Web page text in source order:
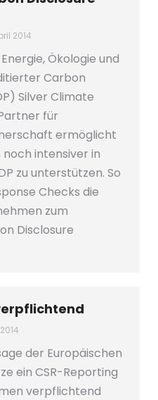
2014
Ökologie und
Carbon
Silver Climate
für
ermöglicht
noch intensiver in
zu unterstützen. So
Checks die
zum
Disclosure
der Europäischen
ein CSR-Reporting
verpflichtend